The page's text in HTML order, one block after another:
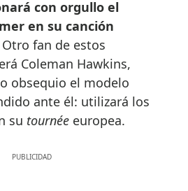
con orgullo el
en su canción
Otro fan de estos
Coleman Hawkins,
obsequio el modelo
ante él: utilizará los
su tournée europea.